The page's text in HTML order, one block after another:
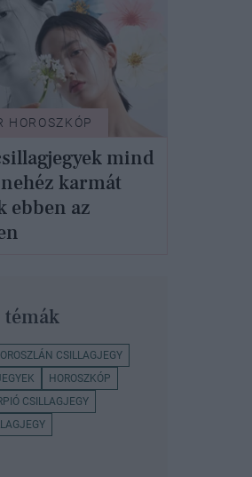
HOROSZKÓP
mind
karmát
ebben az
témák
OROSZLÁN CSILLAGJEGY
HOROSZKÓP
CSILLAGJEGY